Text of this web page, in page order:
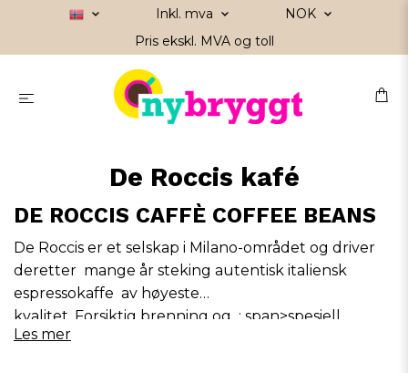
Inkl. mva
NOK
Pris ekskl. MVA og toll
De Roccis kafé
DE ROCCIS CAFFÈ COFFEE BEANS
De Roccis er et selskap i Milano-området og driver
deretter mange år steking autentisk italiensk
espressokaffe av høyeste
kvalitet. Forsiktig brenning og ; span>spesiell
emballasje
Les mer